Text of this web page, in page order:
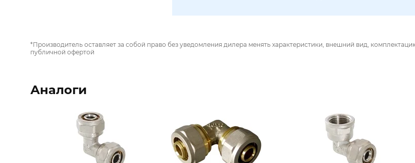
*Производитель оставляет за собой право без уведомления дилера менять характеристики, внешний вид,
публичной офертой
Аналоги